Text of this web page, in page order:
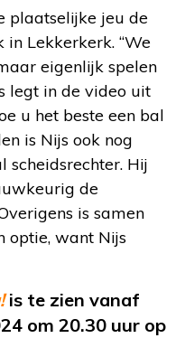
plaatselijke jeu de
Lekkerkerk. “We
eigenlijk spelen
legt in de video uit
u het beste een bal
is Nijs ook nog
Hij
de
is samen
optie, want Nijs
is te zien vanaf
om 20.30 uur op